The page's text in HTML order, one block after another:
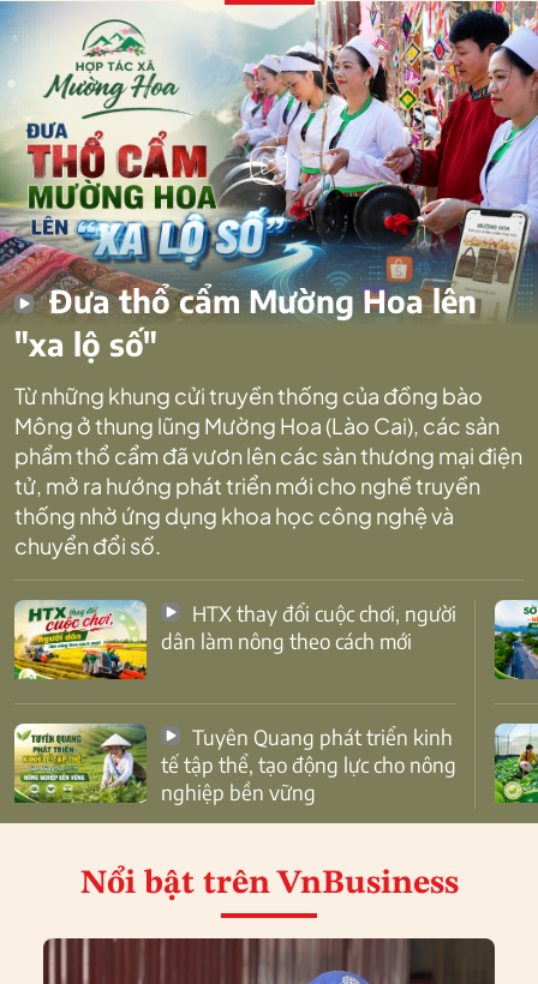
Đưa thổ cẩm Mường Hoa lên
"xa lộ số"
Từ những khung cửi truyền thống của đồng bào
Mông ở thung lũng Mường Hoa (Lào Cai), các sản
phẩm thổ cẩm đã vươn lên các sàn thương mại điện
tử, mở ra hướng phát triển mới cho nghề truyền
thống nhờ ứng dụng khoa học công nghệ và
chuyển đổi số.
dân làm nông theo cách mới
tế tập thể, tạo động lực cho nông
nghiệp bền vững
Nổi bật trên VnBusiness